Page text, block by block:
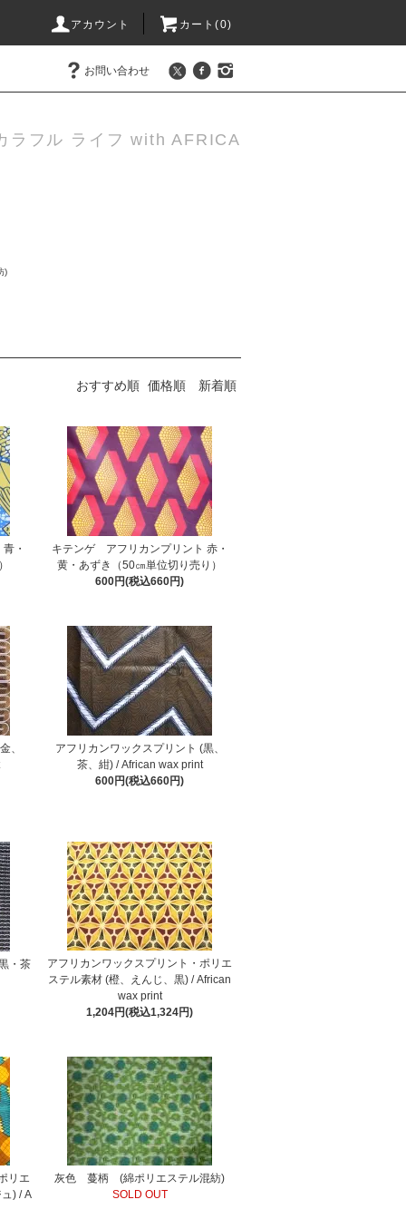
アカウント カート(0)
お問い合わせ
ラフル ライフ with AFRICA
)
おすすめ順 価格順 新着順
・
キテンゲ アフリカンプリント 赤・
黄・あずき（50㎝単位切り売り）
600円(税込660円)
、
アフリカンワックスプリント (黒、
茶、紺) / African wax print
600円(税込660円)
・茶
アフリカンワックスプリント・ポリエ
ステル素材 (橙、えんじ、黒) / African
wax print
1,204円(税込1,324円)
リエ
) / A
灰色 蔓柄 (綿ポリエステル混紡)
SOLD OUT